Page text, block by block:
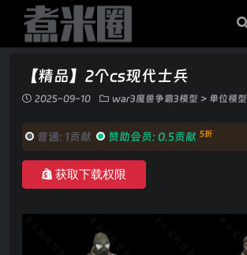
【精品】2个cs现代士兵
2025-09-10 war3魔兽争霸3模型 > 单位模型
普通: 1贡献 赞助会员: 0.5贡献 5折
获取下载权限